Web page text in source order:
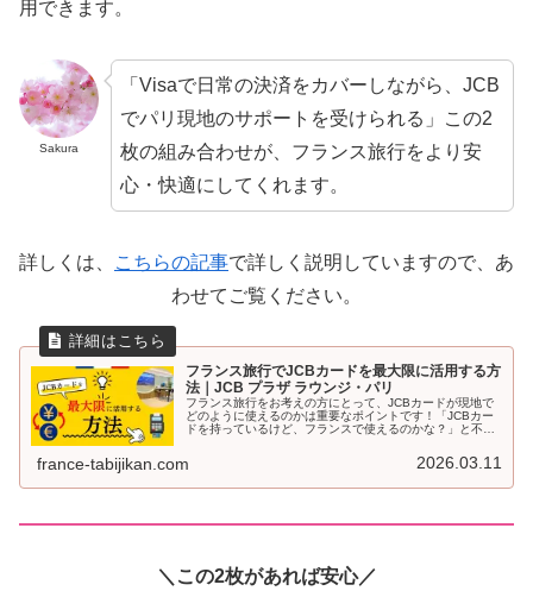
用できます。
Sakura
「Visaで日常の決済をカバーしながら、JCB
でパリ現地のサポートを受けられる」この2
枚の組み合わせが、フランス旅行をより安
心・快適にしてくれます。
詳しくは、 こちらの記事で詳しく説明していますので、あ
わせてご覧ください。
フランス旅行でJCBカードを最大限に活用する方
法｜JCB プラザ ラウンジ・パリ
フランス旅行をお考えの方にとって、JCBカードが現地で
どのように使えるのかは重要なポイントです！「JCBカー
ドを持っているけど、フランスで使えるのかな？」と不安
ードを最大限に活用する方法をご紹介します。
france-tabijikan.com 2026.03.11
＼この2枚があれば安心／